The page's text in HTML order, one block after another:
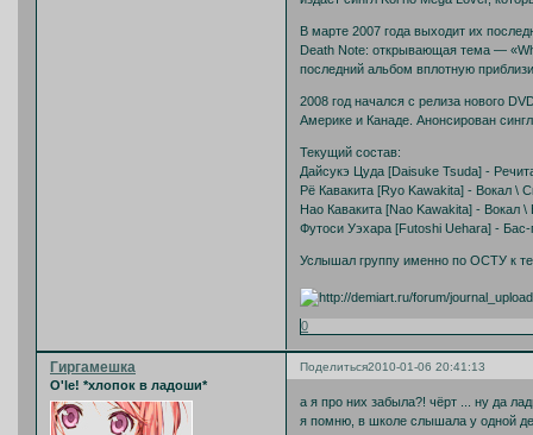
В марте 2007 года выходит их
Death Note: открывающая тема —
последний альбом вплотную
2008 год начался с релиза нового
Америке и Канаде. Анонсирован
Текущий состав:
Дайсукэ Цуда [Daisuke Tsuda] -
Рё Кавакита [Ryo Kawakita] - Вокал \
Нао Кавакита [Nao Kawakita] - Вокал
Футоси Уэхара [Futoshi Uehara] - Бас-
Услышал группу именно по ОСТУ к
0
Поделиться2010-01-06 20:41:13
Гиргамешка
O'le! *хлопок в ладоши*
а я про них забыла?! чёрт ... ну да
я помню, в школе слышала у одной